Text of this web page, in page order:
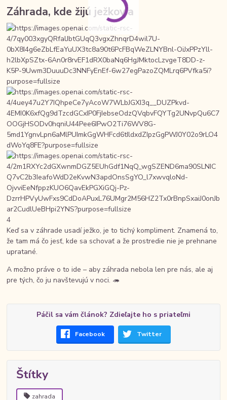
Záhrada, kde žijú ježkovia
4
Keď sa v záhrade usadí ježko, je to tichý kompliment. Znamená to,
že tam má čo jesť, kde sa schovať a že prostredie nie je prehnane
upratané.
A možno práve o to ide – aby záhrada nebola len pre nás, ale aj
pre tých, čo ju navštevujú v noci. 🦔
Páčil sa vám článok? Zdieľajte ho s priateľmi
Facebook Twitter
Štítky
zahrada